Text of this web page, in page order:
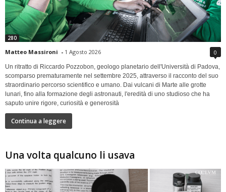
280
Matteo Massironi - 1 Agosto 2026 0
Un ritratto di Riccardo Pozzobon, geologo planetario dell'Università di Padova,
scomparso prematuramente nel settembre 2025, attraverso il racconto del suo
straordinario percorso scientifico e umano. Dai vulcani di Marte alle grotte
lunari, fino alla formazione degli astronauti, l'eredità di uno studioso che ha
saputo unire rigore, curiosità e generosità
Continua a leggere
Una volta qualcuno li usava